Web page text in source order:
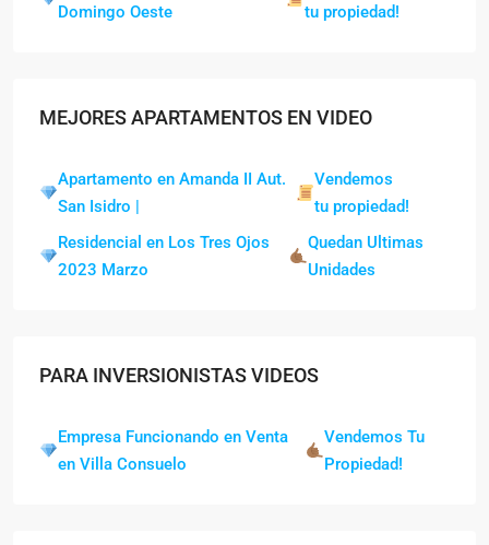
Domingo Oeste
tu propiedad!
MEJORES APARTAMENTOS EN VIDEO
Apartamento en Amanda II Aut.
San Isidro |
Vendemos
tu propiedad!
Residencial en Los Tres Ojos
2023 Marzo
Quedan Ultimas
Unidades
PARA INVERSIONISTAS VIDEOS
Empresa Funcionando en Venta
en Villa Consuelo
Vendemos Tu
Propiedad!